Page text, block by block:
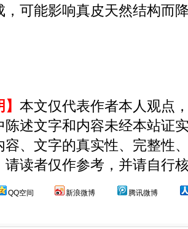
，可能影响真皮天然结构而
本文仅代表作者本人观点
陈述文字和内容未经本站证
容、文字的真实性、完整性
请读者仅作参考，并请自行
QQ空间 新浪微博 腾讯微博